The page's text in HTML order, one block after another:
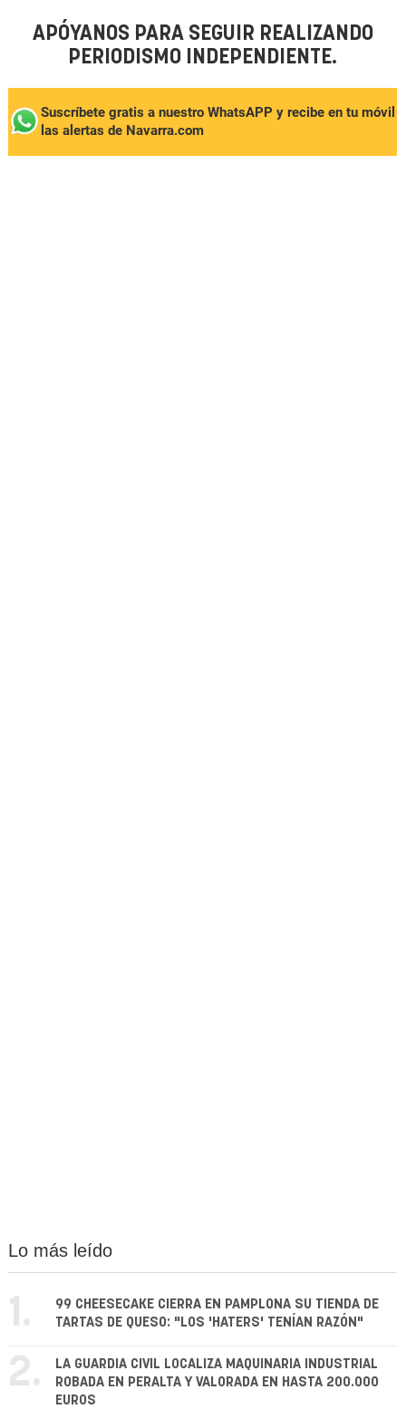
APÓYANOS PARA SEGUIR REALIZANDO
PERIODISMO INDEPENDIENTE.
Suscríbete gratis a nuestro WhatsAPP y recibe en tu móvil
las alertas de Navarra.com
Lo más leído
1.
99 CHEESECAKE CIERRA EN PAMPLONA SU TIENDA DE
TARTAS DE QUESO: "LOS 'HATERS' TENÍAN RAZÓN"
2.
LA GUARDIA CIVIL LOCALIZA MAQUINARIA INDUSTRIAL
ROBADA EN PERALTA Y VALORADA EN HASTA 200.000
EUROS